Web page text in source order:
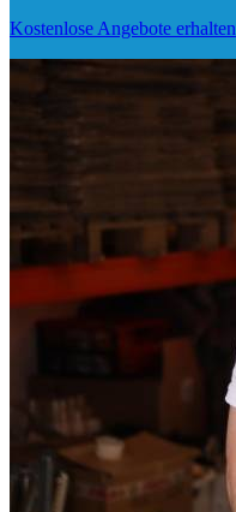
Kostenlose Angebote erhalten